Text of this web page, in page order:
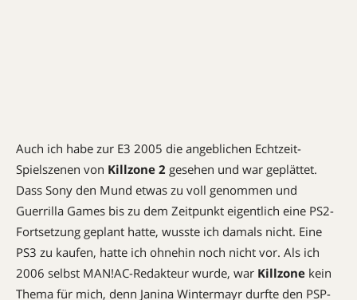
Auch ich habe zur E3 2005 die angeblichen Echtzeit-
Spielszenen von Killzone 2 gesehen und war geplättet.
Dass Sony den Mund etwas zu voll genommen und
Guerrilla Games bis zu dem Zeitpunkt eigentlich eine PS2-
Fortsetzung geplant hatte, wusste ich damals nicht. Eine
PS3 zu kaufen, hatte ich ohnehin noch nicht vor. Als ich
2006 selbst MAN!AC-Redakteur wurde, war Killzone kein
Thema für mich, denn Janina Wintermayr durfte den PSP-